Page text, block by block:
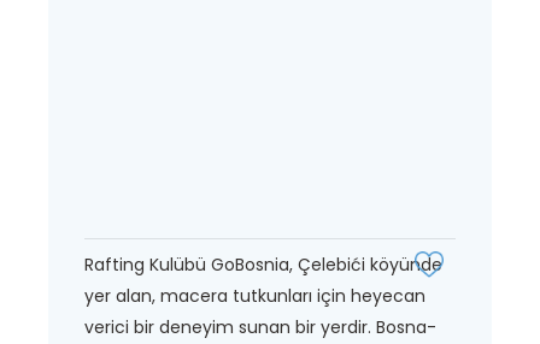
Rafting Kulübü GoBosnia, Çelebići köyünde
yer alan, macera tutkunları için heyecan
verici bir deneyim sunan bir yerdir. Bosna-